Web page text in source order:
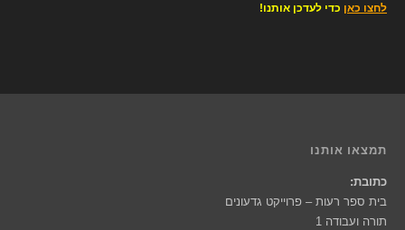
לחצו כאן כדי לעדכן אותנו!
תמצאו אותנו
כתובת:
בית ספר רעות – פרוייקט גדעונים
תורה ועבודה 1